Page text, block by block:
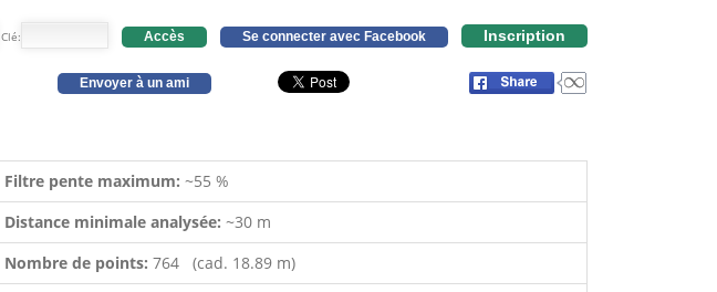
Clé: Accès Se connecter avec Facebook Inscription
Envoyer à un ami
Filtre pente maximum: ~55 %
Distance minimale analysée: ~30 m
Nombre de points: 764 (cad. 18.89 m)